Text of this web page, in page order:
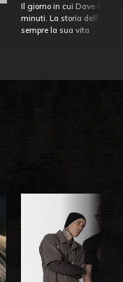
Il giorno in cui Dave
minuti. La storia
sempre la sua vita